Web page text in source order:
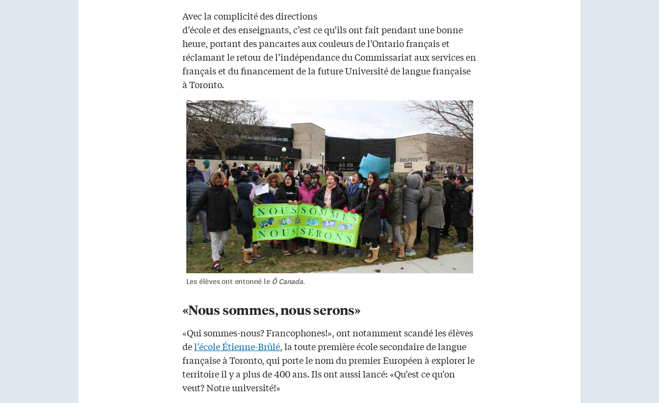
Avec la complicité des directions
d’école et des enseignants, c’est ce qu’ils ont fait pendant une bonne
heure, portant des pancartes aux couleurs de l’Ontario français et
réclamant le retour de l’indépendance du Commissariat aux services en
français et du financement de la future Université de langue française
à Toronto.
Les élèves ont entonné le Ô Canada.
«Nous sommes, nous serons»
«Qui sommes-nous? Francophones!», ont notamment scandé les élèves
del’école Étienne-Brûlé, la toute première école secondaire de langue
française à Toronto, qui porte le nom du premier Européen à explorer le
territoire il y a plus de 400 ans. Ils ont aussi lancé: «Qu’est ce qu’on
veut? Notre université!»